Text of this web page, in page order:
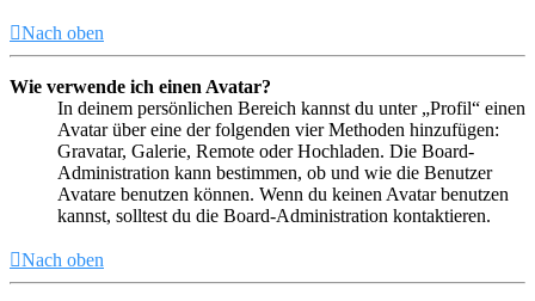
Nach oben
Wie verwende ich einen Avatar?
In deinem persönlichen Bereich kannst du unter „Profil“ einen
Avatar über eine der folgenden vier Methoden hinzufügen:
Gravatar, Galerie, Remote oder Hochladen. Die Board-
Administration kann bestimmen, ob und wie die Benutzer
Avatare benutzen können. Wenn du keinen Avatar benutzen
kannst, solltest du die Board-Administration kontaktieren.
Nach oben